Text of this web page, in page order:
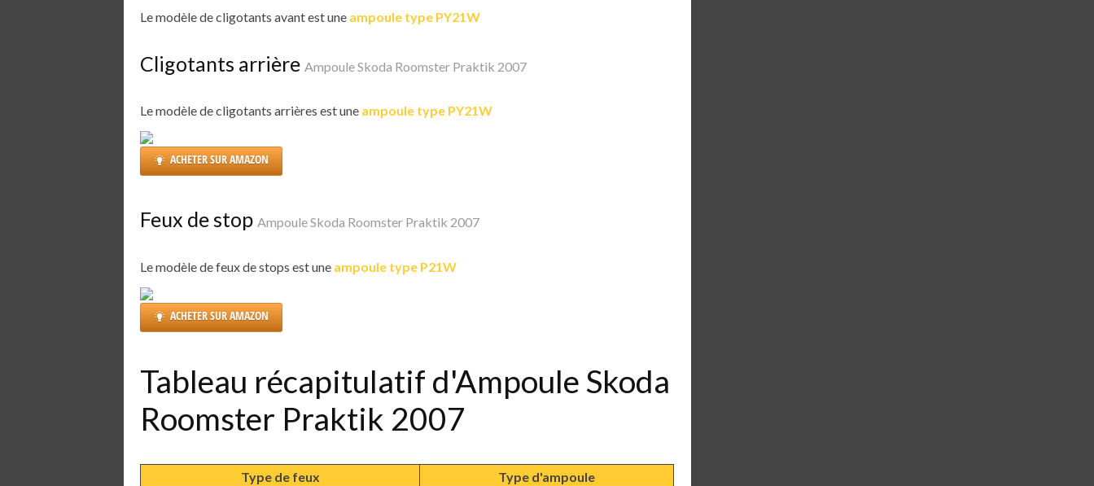
Le modèle de cligotants avant est une ampoule type PY21W
Cligotants arrière Ampoule Skoda Roomster Praktik 2007
Le modèle de cligotants arrières est une ampoule type PY21W
ACHETER SUR AMAZON
Feux de stop Ampoule Skoda Roomster Praktik 2007
Le modèle de feux de stops est une ampoule type P21W
ACHETER SUR AMAZON
Tableau récapitulatif d'Ampoule Skoda
Roomster Praktik 2007
Type de feux
Type d'ampoule